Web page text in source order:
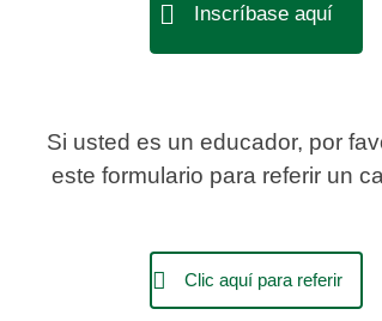
Inscríbase aquí
Si usted es un educador, por
este formulario para referir un
Clic aquí para referir